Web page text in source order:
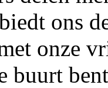
ons
onze
buurt